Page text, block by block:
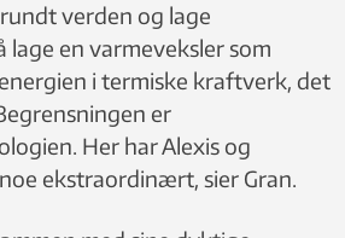
verden og lage
lage en varmeveksler som
i termiske kraftverk, det
er
Her har Alexis og
ekstraordinært, sier Gran.